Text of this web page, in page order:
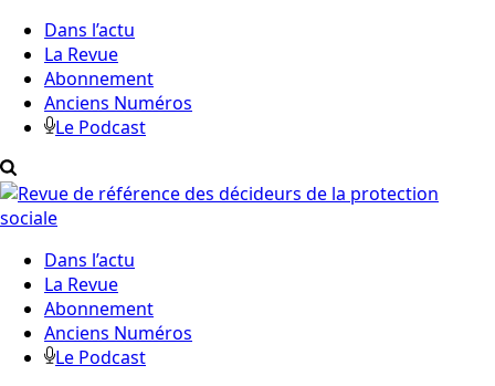
Dans l’actu
La Revue
Abonnement
Anciens Numéros
Le Podcast
Dans l’actu
La Revue
Abonnement
Anciens Numéros
Le Podcast